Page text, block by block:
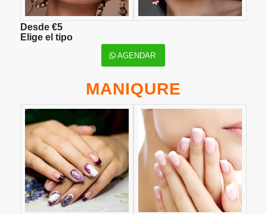
Desde €5
Elige el tipo
AGENDAR
MANIQURE